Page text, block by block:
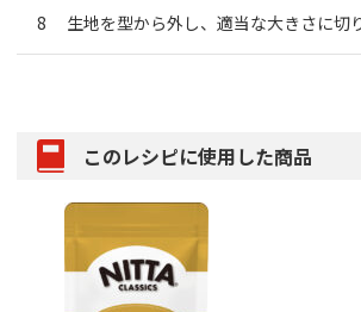
生地を型から外し、適当な大きさに切
このレシピに使用した商品